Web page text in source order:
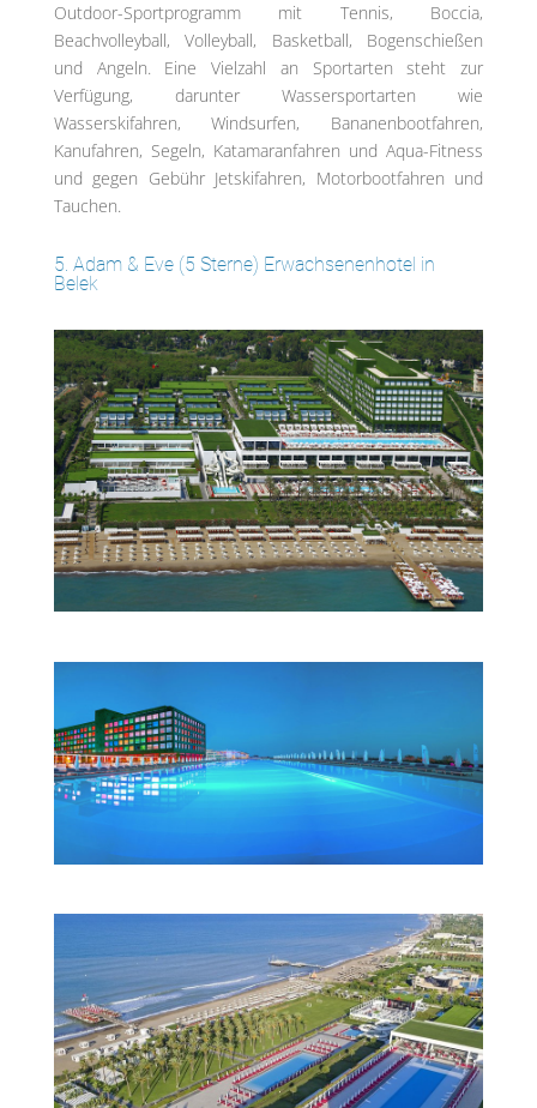
Outdoor-Sportprogramm mit Tennis, Boccia,
Beachvolleyball, Volleyball, Basketball, Bogenschießen
und Angeln. Eine Vielzahl an Sportarten steht zur
Verfügung, darunter Wassersportarten wie
Wasserskifahren, Windsurfen, Bananenbootfahren,
Kanufahren, Segeln, Katamaranfahren und Aqua-Fitness
und gegen Gebühr Jetskifahren, Motorbootfahren und
Tauchen.
5. Adam & Eve (5 Sterne) Erwachsenenhotel in
Belek